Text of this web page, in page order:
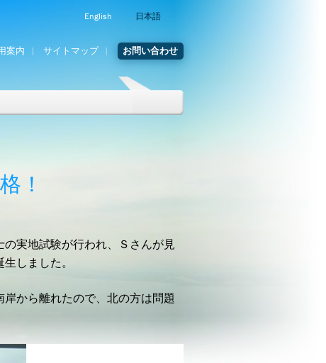
English 日本語
案内 サイトマップ お問い合わせ
！
実地試験が行われ、Ｓさんが見
しました。
から離れたので、北の方は問題